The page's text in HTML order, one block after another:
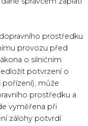
prostředku
provozu před
o silničním
potvrzení o
může
prostředku a
vyměřena při
zálohy potvrdí